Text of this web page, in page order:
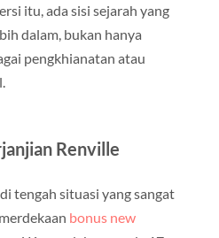
itu, ada sisi sejarah yang
dalam, bukan hanya
pengkhianatan atau
Renville
tengah situasi yang sangat
bonus new